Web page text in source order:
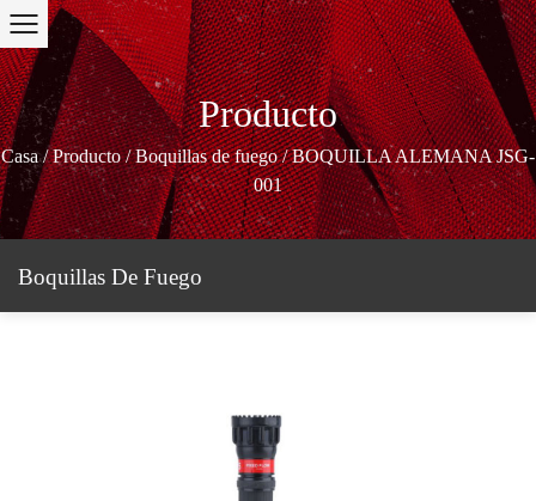
Producto
Casa/Producto/Boquillas de fuego/BOQUILLA ALEMANA JSG-
001
Boquillas De Fuego